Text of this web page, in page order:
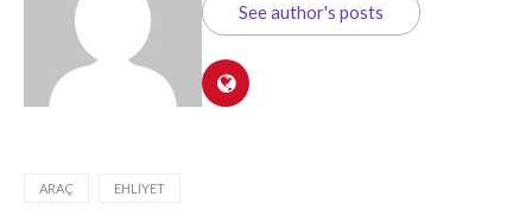
See author's posts
ARAÇ EHLIYET